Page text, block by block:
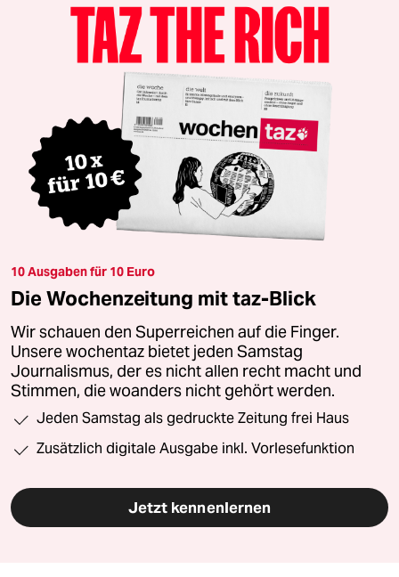
10 Ausgaben für 10 Euro
Die Wochenzeitung mit taz-Blick
Wir schauen den Superreichen auf die Finger.
Unsere wochentaz bietet jeden Samstag
Journalismus, der es nicht allen recht macht und
Stimmen, die woanders nicht gehört werden.
Jeden Samstag als gedruckte Zeitung frei Haus
Zusätzlich digitale Ausgabe inkl. Vorlesefunktion
Jetzt kennenlernen